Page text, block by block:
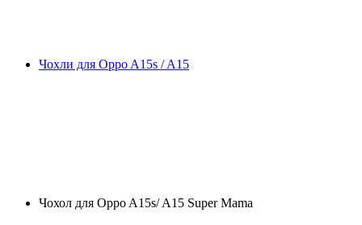
Чохли для Oppo A15s / A15
Чохол для Oppo A15s/ A15 Super Mama